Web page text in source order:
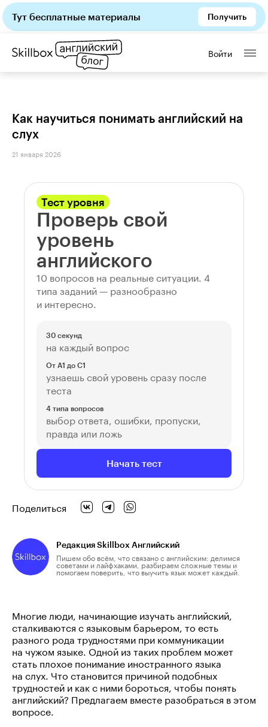
Тут бесплатные материалы Получить
Войти
Как научиться понимать английский на
слух
21 января 2026
Тест уровня
Проверь свой
уровень
английского
10 вопросов на реальные ситуации. 4
типа заданий — разнообразно
и интересно.
30 секунд
на каждый вопрос
От A1 до C1
узнаешь свой уровень сразу после
теста
4 типа вопросов
выбор ответа, ошибки, пропуски,
правда или ложь
Начать тест
Поделиться
Редакция Skillbox Английский
Пишем обо всём, что связано с английским: делимся
советами и лайфхаками, разбираем сложные темы и
помогаем поверить, что выучить язык может каждый.
Многие люди, начинающие изучать английский,
сталкиваются с языковым барьером, то есть
разного рода трудностями при коммуникации
на чужом языке. Одной из таких проблем может
стать плохое понимание иностранного языка
на слух. Что становится причиной подобных
трудностей и как с ними бороться, чтобы понять
английский? Предлагаем вместе разобраться в этом
вопросе.